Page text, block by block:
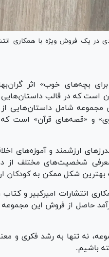
یک فروش ویژه با همکاری
بچه‌های خوب» اثر
است که در قالب
مجموعه شامل داستان‌هایی از
و «قصه‌های قرآن» است
ارزشمند و آموزه‌های
شخصیت‌های مختلف از
بهترین شکل ممکن به کودکان
انتشارات امیرکبیر و
این فروش، این است که ۱۰ درصد از درآمد حاصل از
نه تنها به رشد فکری و
باشیم.